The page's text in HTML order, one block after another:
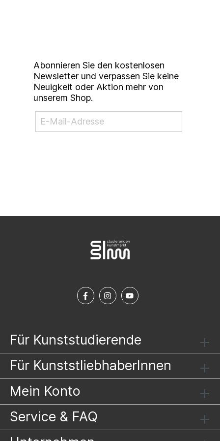
Abonnieren Sie den kostenlosen
Newsletter und verpassen Sie keine
Neuigkeit oder Aktion mehr von
unserem Shop.
Für Kunststudierende
Für KunststliebhaberInnen
Mein Konto
Service & FAQ